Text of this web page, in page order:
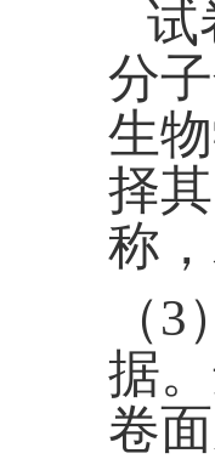
试
分
生
择
称
（3
据
卷